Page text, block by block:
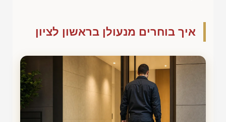
איך בוחרים מנעולן בראשון לציון